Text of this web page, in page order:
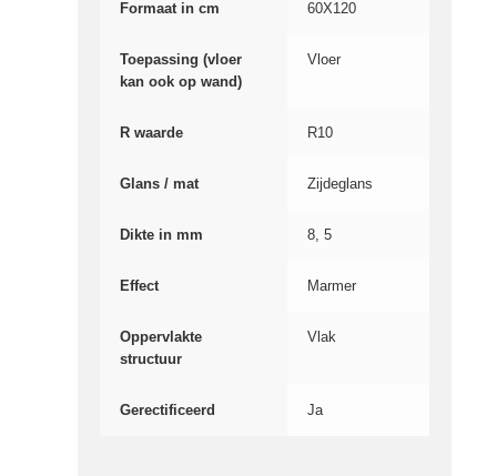
Formaat in cm 60X120
Toepassing (vloer
kan ook op wand)
Vloer
R waarde R10
Glans / mat Zijdeglans
Dikte in mm 8, 5
Effect Marmer
Oppervlakte
structuur
Vlak
Gerectificeerd Ja